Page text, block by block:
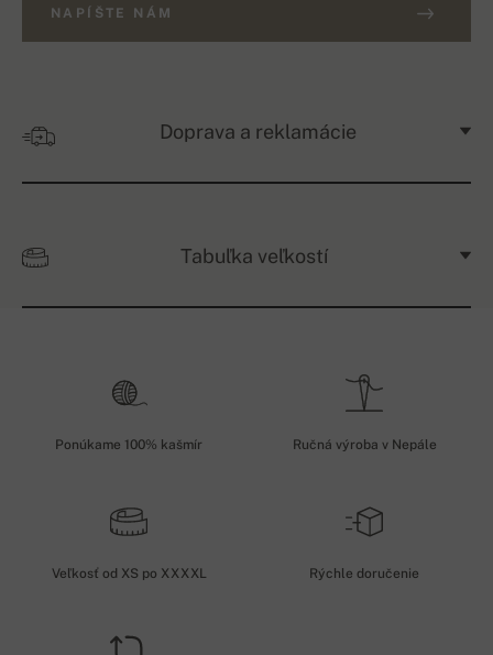
NAPÍŠTE NÁM
Doprava a reklamácie
Tabuľka veľkostí
Ponúkame 100% kašmír Ručná výroba v Nepále
Veľkosť od XS po XXXXL Rýchle doručenie